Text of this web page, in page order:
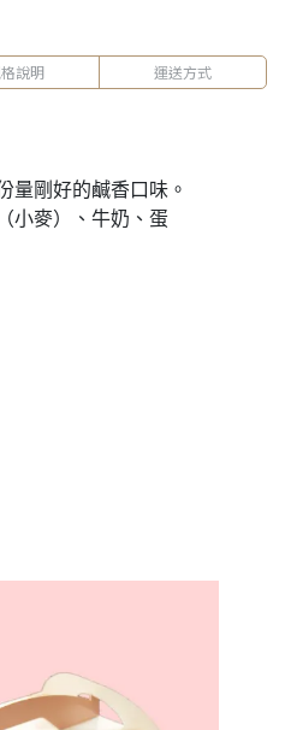
說明 運送方式
量剛好的鹹香口味。
小麥）、牛奶、蛋